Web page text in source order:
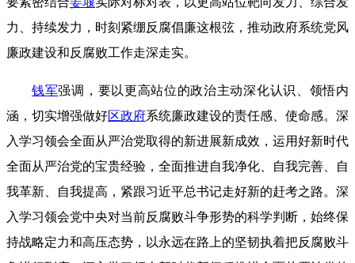
力、持续发力，时刻紧绷反腐倡廉这根弦，推动政府系统党风
廉政建设和反腐败工作走深走实。
钱军强调 ， 要以更高站位的政治主动深化认识、领悟内
涵，切实增强做好区政府系统廉政建设的责任感、使命感。深
入学习领会全面从严治党取得的新进展新成效，运用好新时代
全面从严治党的宝贵经验，全面推进自我净化、自我完善、自
我革新、自我提高，紧跟习近平总书记走好新的赶考之路。深
入学习领会党中央对当前反腐败斗争形势的科学判断，始终保
持战略定力和高压态势，以永远在路上的坚韧执着把反腐败斗